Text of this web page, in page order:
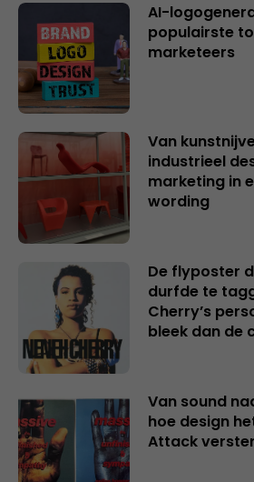
AI-
populairste
marketeers
Van
industrieel
marketing in
wording
De flyposter
durfde te
Cherry’s
bleek dan de
Van sound
hoe design
Attack